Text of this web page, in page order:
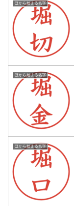
ほから始まる名字
ほから始まる名字
ほから始まる名字